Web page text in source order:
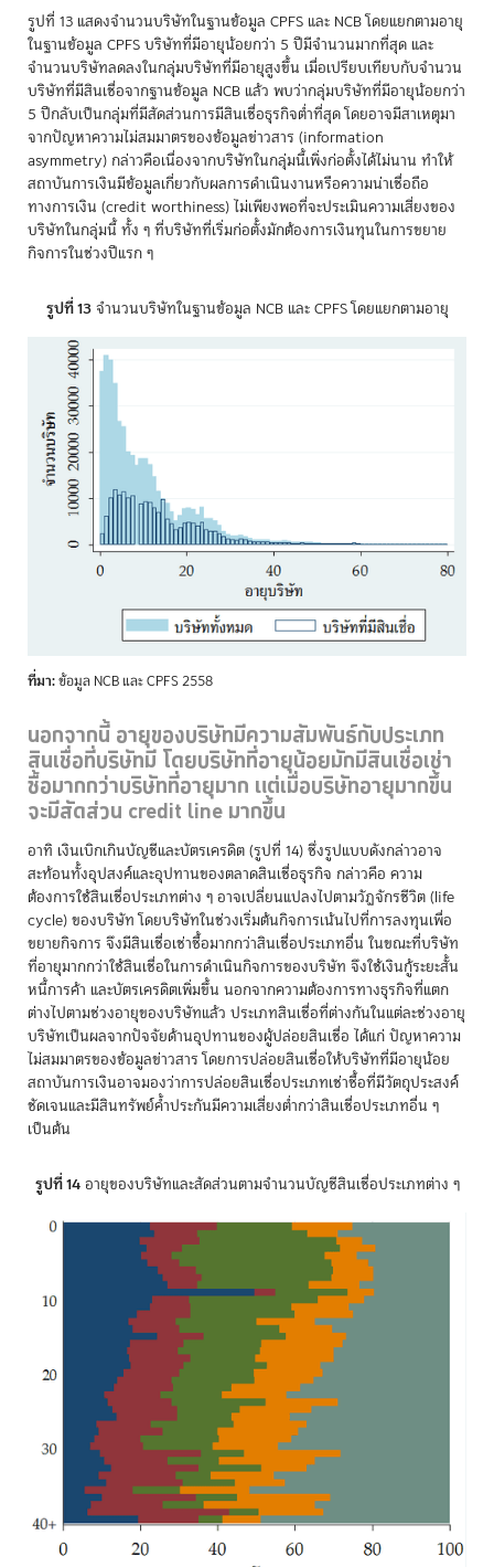
รูปที่ 13 แสดงจำนวนบริษัทในฐานข้อมูล CPFS และ NCB โดยแยกตามอายุ
ในฐานข้อมูล CPFS บริษัทที่มีอายุน้อยกว่า 5 ปีมีจำนวนมากที่สุด และ
จำนวนบริษัทลดลงในกลุ่มบริษัทที่มีอายุสูงขึ้น เมื่อเปรียบเทียบกับจำนวน
บริษัทที่มีสินเชื่อจากฐานข้อมูล NCB แล้ว พบว่ากลุ่มบริษัทที่มีอายุน้อยกว่า
5 ปีกลับเป็นกลุ่มที่มีสัดส่วนการมีสินเชื่อธุรกิจต่ำที่สุด โดยอาจมีสาเหตุมา
จากปัญหาความไม่สมมาตรของข้อมูลข่าวสาร (information
asymmetry) กล่าวคือเนื่องจากบริษัทในกลุ่มนี้เพิ่งก่อตั้งได้ไม่นาน ทำให้
สถาบันการเงินมีข้อมูลเกี่ยวกับผลการดำเนินงานหรือความน่าเชื่อถือ
ทางการเงิน (credit worthiness) ไม่เพียงพอที่จะประเมินความเสี่ยงของ
บริษัทในกลุ่มนี้ ทั้ง ๆ ที่บริษัทที่เริ่มก่อตั้งมักต้องการเงินทุนในการขยาย
กิจการในช่วงปีแรก ๆ
รูปที่ 13จำนวนบริษัทในฐานข้อมูล NCB และ CPFS โดยแยกตามอายุ
ที่มา:ข้อมูล NCB และ CPFS 2558
นอกจากนี้ อายุของบริษัทมีความสัมพันธ์กับประเภท
สินเชื่อที่บริษัทมี โดยบริษัทที่อายุน้อยมักมีสินเชื่อเช่า
ซื้อมากกว่าบริษัทที่อายุมาก แต่เมื่อบริษัทอายุมากขึ้น
จะมีสัดส่วน credit line มากขึ้น
อาทิ เงินเบิกเกินบัญชีและบัตรเครดิต (รูปที่ 14) ซึ่งรูปแบบดังกล่าวอาจ
สะท้อนทั้งอุปสงค์และอุปทานของตลาดสินเชื่อธุรกิจ กล่าวคือ ความ
ต้องการใช้สินเชื่อประเภทต่าง ๆ อาจเปลี่ยนแปลงไปตามวัฏจักรชีวิต (life
cycle) ของบริษัท โดยบริษัทในช่วงเริ่มต้นกิจการเน้นไปที่การลงทุนเพื่อ
ขยายกิจการ จึงมีสินเชื่อเช่าซื้อมากกว่าสินเชื่อประเภทอื่น ในขณะที่บริษัท
ที่อายุมากกว่าใช้สินเชื่อในการดำเนินกิจการของบริษัท จึงใช้เงินกู้ระยะสั้น
หนี้การค้า และบัตรเครดิตเพิ่มขึ้น นอกจากความต้องการทางธุรกิจที่แตก
ต่างไปตามช่วงอายุของบริษัทแล้ว ประเภทสินเชื่อที่ต่างกันในแต่ละช่วงอายุ
บริษัทเป็นผลจากปัจจัยด้านอุปทานของผู้ปล่อยสินเชื่อ ได้แก่ ปัญหาความ
ไม่สมมาตรของข้อมูลข่าวสาร โดยการปล่อยสินเชื่อให้บริษัทที่มีอายุน้อย
สถาบันการเงินอาจมองว่าการปล่อยสินเชื่อประเภทเช่าซื้อที่มีวัตถุประสงค์
ชัดเจนและมีสินทรัพย์ค้ำประกันมีความเสี่ยงต่ำกว่าสินเชื่อประเภทอื่น ๆ
เป็นต้น
รูปที่ 14อายุของบริษัทและสัดส่วนตามจำนวนบัญชีสินเชื่อประเภทต่าง ๆ